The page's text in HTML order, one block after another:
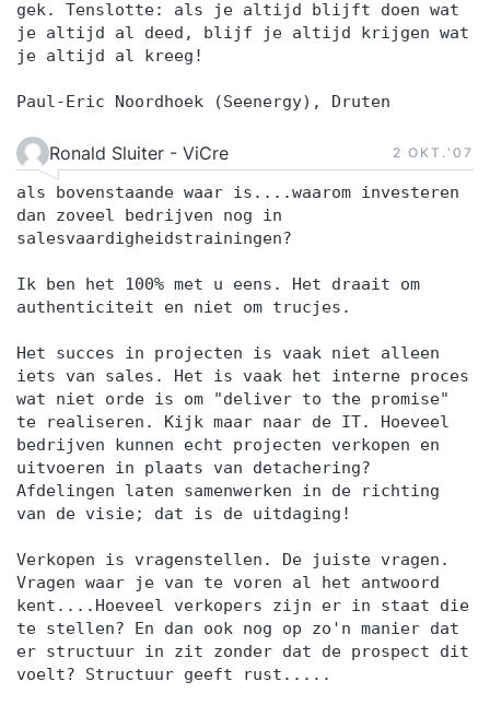
gek. Tenslotte: als je altijd blijft doen wat
je altijd al deed, blijf je altijd krijgen wat
je altijd al kreeg!
Paul-Eric Noordhoek (Seenergy), Druten
Ronald Sluiter - ViCre 2 OKT.‘07
als bovenstaande waar is....waarom investeren
dan zoveel bedrijven nog in
salesvaardigheidstrainingen?
Ik ben het 100% met u eens. Het draait om
authenticiteit en niet om trucjes.
Het succes in projecten is vaak niet alleen
iets van sales. Het is vaak het interne proces
wat niet orde is om "deliver to the promise"
te realiseren. Kijk maar naar de IT. Hoeveel
bedrijven kunnen echt projecten verkopen en
uitvoeren in plaats van detachering?
Afdelingen laten samenwerken in de richting
van de visie; dat is de uitdaging!
Verkopen is vragenstellen. De juiste vragen.
Vragen waar je van te voren al het antwoord
kent....Hoeveel verkopers zijn er in staat die
te stellen? En dan ook nog op zo'n manier dat
er structuur in zit zonder dat de prospect dit
voelt? Structuur geeft rust.....